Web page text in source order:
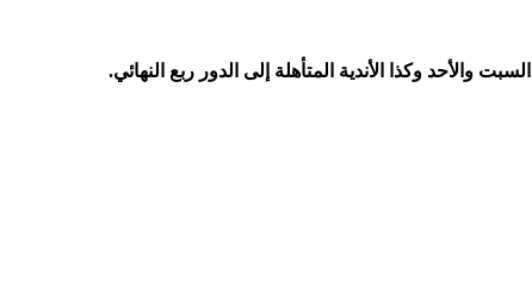
والأحد وكذا الأندية المتأهلة إلى الدور ربع النهائي.